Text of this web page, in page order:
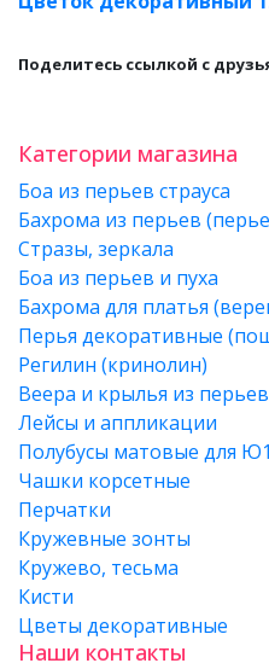
Поделитесь ссылкой с
Категории магазина
Боа из перьев страуса
Бахрома из перьев
Стразы, зеркала
Боа из перьев и пуха
Бахрома для платья
Перья декоративные
Регилин (кринолин)
Веера и крылья из перьев
Лейсы и аппликации
Полубусы матовые для Ю1
Чашки корсетные
Перчатки
Кружевные зонты
Кружево, тесьма
Кисти
Цветы декоративные
Наши контакты